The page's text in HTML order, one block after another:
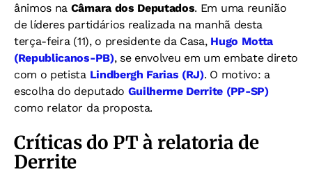
ânimos na Câmara dos Deputados. Em uma reunião
de líderes partidários realizada na manhã desta
terça-feira (11), o presidente da Casa, Hugo Motta
(Republicanos-PB), se envolveu em um embate direto
com o petista Lindbergh Farias (RJ). O motivo: a
escolha do deputado Guilherme Derrite (PP-SP)
como relator da proposta.
Críticas do PT à relatoria de
Derrite